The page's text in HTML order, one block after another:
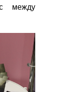
между